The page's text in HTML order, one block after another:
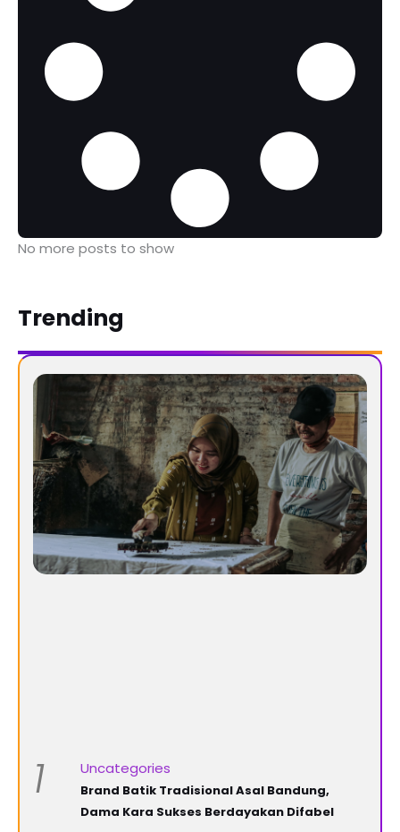
No more posts to show
Trending
1 Uncategories
Brand Batik Tradisional Asal Bandung,
Dama Kara Sukses Berdayakan Difabel